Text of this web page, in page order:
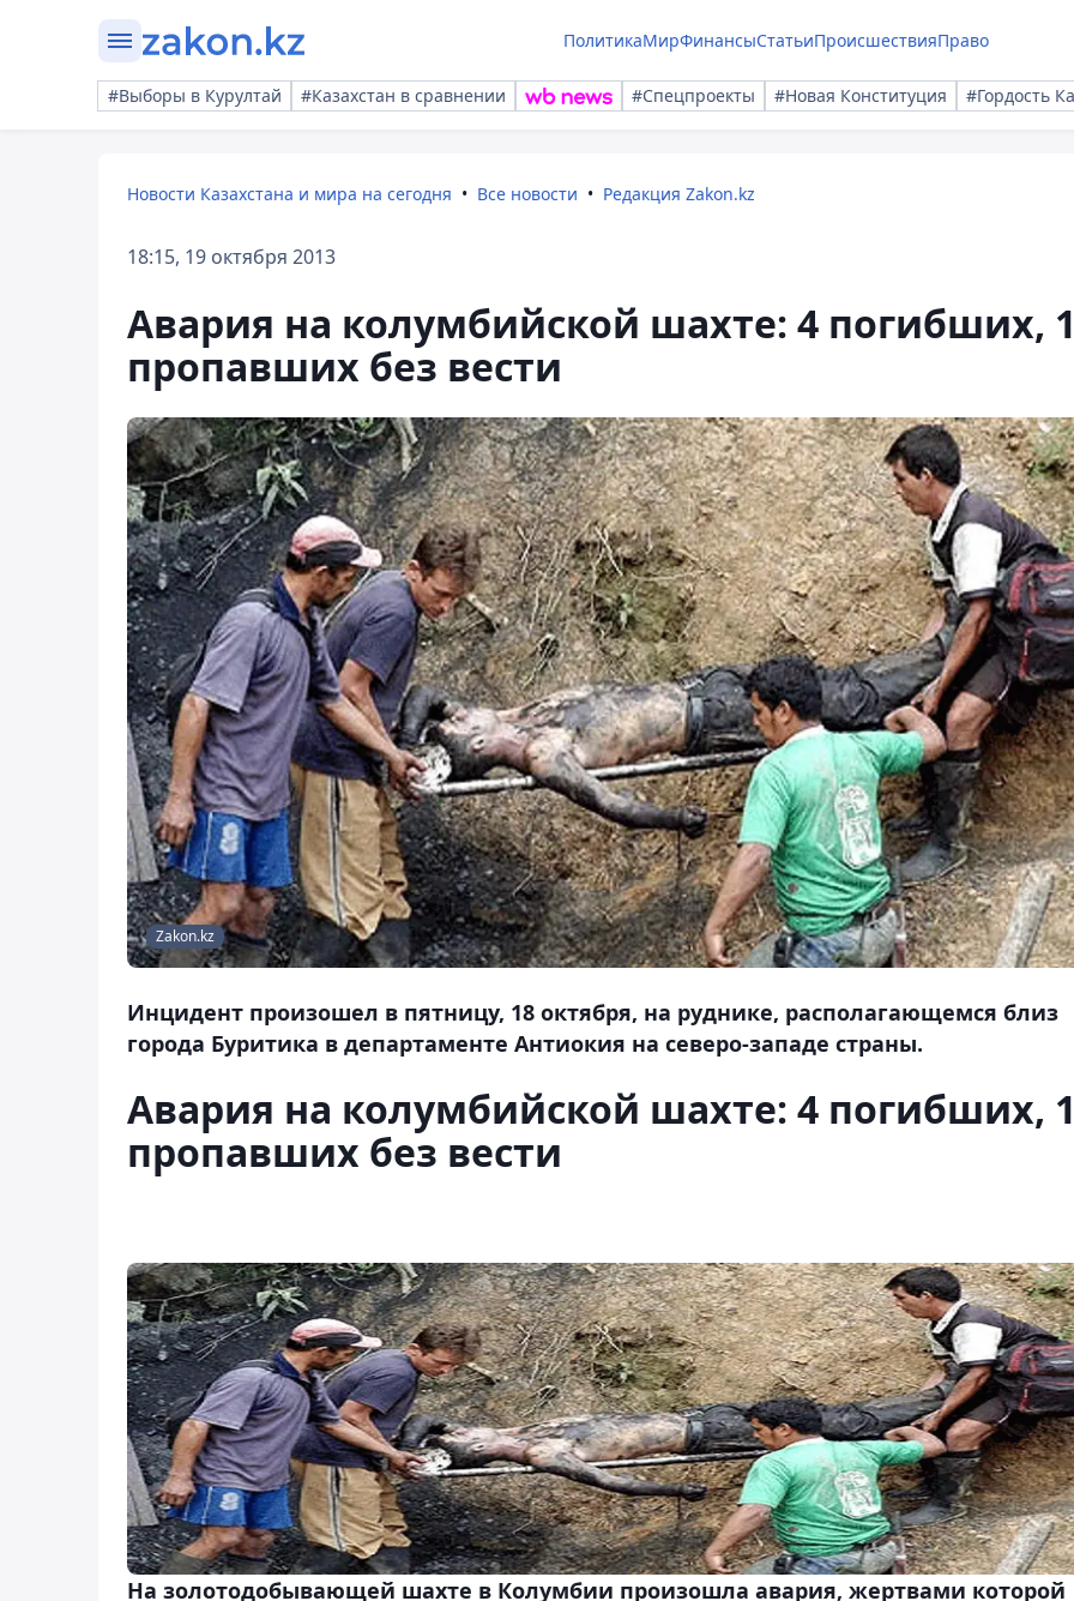
ПолитикаМирФинансыСтатьиПроисшествияПраво
#Выборы в Курултай #Казахстан в сравнении #Спецпроекты #Новая Конституция #Гордость
Новости Казахстана и мира на сегодня Все новости Редакция Zakon.kz
18:15, 19 октября 2013
Авария на колумбийской шахте: 4 погибших,
пропавших без вести
Zakon.kz
Инцидент произошел в пятницу, 18 октября, на руднике, располагающемся близ
города Буритика в департаменте Антиокия на северо-западе страны.
Авария на колумбийской шахте: 4 погибших,
пропавших без вести
На золотодобывающей шахте в Колумбии произошла авария, жертвами которой